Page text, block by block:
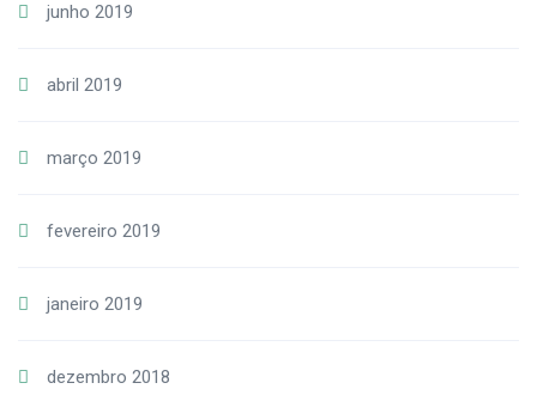
junho 2019
abril 2019
março 2019
fevereiro 2019
janeiro 2019
dezembro 2018